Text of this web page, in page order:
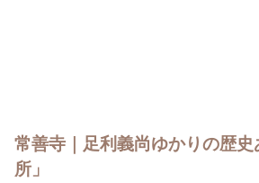
常善寺｜足利義尚ゆかりの歴
所」